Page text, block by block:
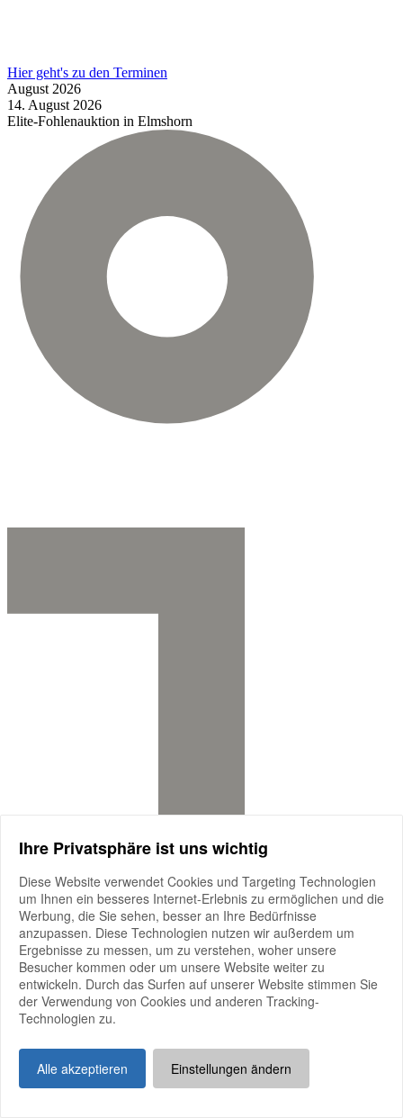
Hier geht's zu den Terminen
August 2026
14. August 2026
Elite-Fohlenauktion in Elmshorn
Ihre Privatsphäre ist uns wichtig
Diese Website verwendet Cookies und Targeting Technologien
um Ihnen ein besseres Internet-Erlebnis zu ermöglichen und die
Werbung, die Sie sehen, besser an Ihre Bedürfnisse
anzupassen. Diese Technologien nutzen wir außerdem um
Ergebnisse zu messen, um zu verstehen, woher unsere
Besucher kommen oder um unsere Website weiter zu
entwickeln. Durch das Surfen auf unserer Website stimmen Sie
der Verwendung von Cookies und anderen Tracking-
Technologien zu.
Alle akzeptieren Einstellungen ändern